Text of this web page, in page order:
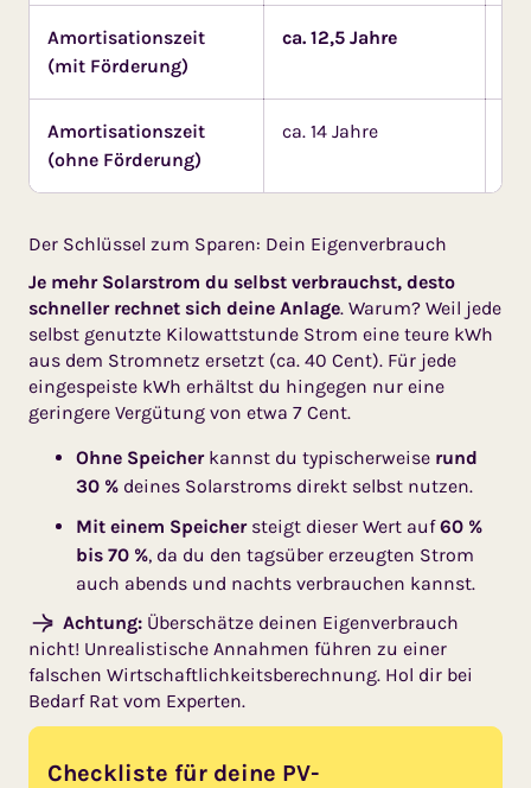
Amortisationszeit
(mit Förderung)
ca. 12,5 Jahre
Amortisationszeit
(ohne Förderung)
ca. 14 Jahre
Der Schlüssel zum Sparen: Dein Eigenverbrauch
Je mehr Solarstrom du selbst verbrauchst, desto
schneller rechnet sich deine Anlage. Warum? Weil jede
selbst genutzte Kilowattstunde Strom eine teure kWh
aus dem Stromnetz ersetzt (ca. 40 Cent). Für jede
eingespeiste kWh erhältst du hingegen nur eine
geringere Vergütung von etwa 7 Cent.
Ohne Speicherkannst du typischerweise rund
30 % deines Solarstroms direkt selbst nutzen.
Mit einem Speichersteigt dieser Wert auf60 %
bis 70 %, da du den tagsüber erzeugten Strom
auch abends und nachts verbrauchen kannst.
Achtung:Überschätze deinen Eigenverbrauch
nicht! Unrealistische Annahmen führen zu einer
falschen Wirtschaftlichkeitsberechnung. Hol dir bei
Bedarf Rat vom Experten.
Checkliste für deine PV-